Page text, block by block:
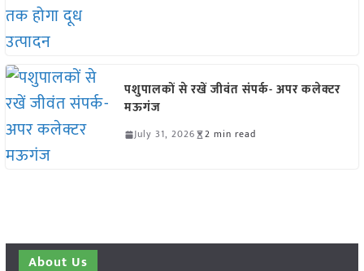
पशुपालकों से रखें जीवंत संपर्क- अपर कलेक्टर
मऊगंज
July 31, 2026 2 min read
About Us